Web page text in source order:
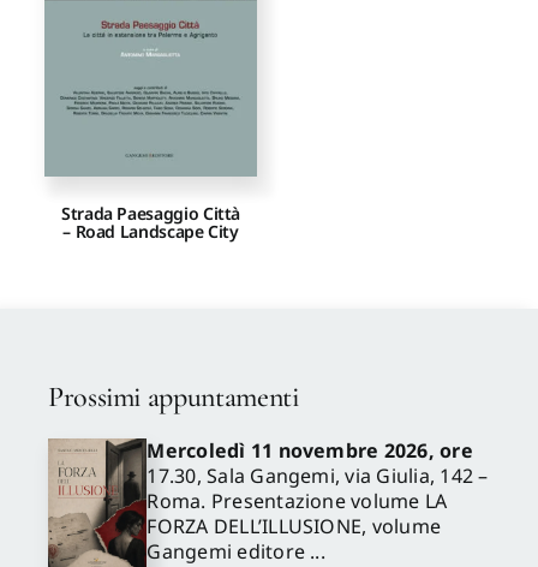
Proposte di pubblicazione
Newsletter
Strada Paesaggio Città
– Road Landscape City
Prossimi appuntamenti
Mercoledì 11 novembre 2026, ore
17.30, Sala Gangemi, via Giulia, 142 –
Roma. Presentazione volume LA
FORZA DELL’ILLUSIONE, volume
Gangemi editore ...